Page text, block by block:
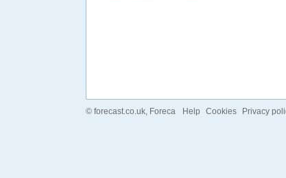
© forecast.co.uk, Foreca Help Cookies Privacy